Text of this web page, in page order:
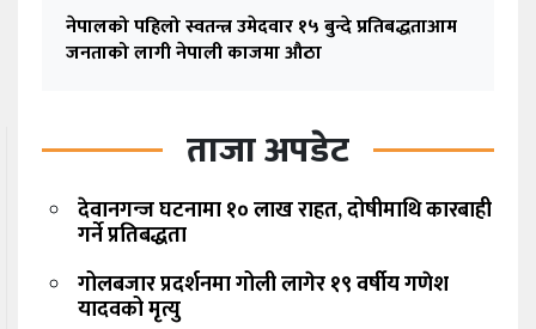
नेपालको पहिलो स्वतन्त्र उमेदवार १५ बुन्दे प्रतिबद्धताआम
जनताको लागी नेपाली काजमा औठा
ताजा अपडेट
देवानगन्ज घटनामा १० लाख राहत, दोषीमाथि कारबाही
गर्ने प्रतिबद्धता
गोलबजार प्रदर्शनमा गोली लागेर १९ वर्षीय गणेश
यादवको मृत्यु